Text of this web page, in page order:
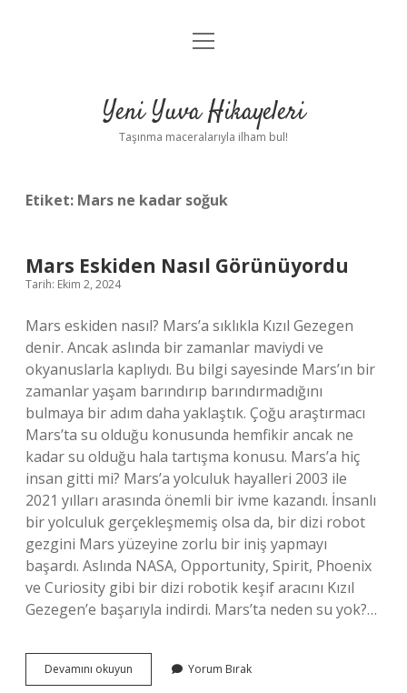
Anasayfa
Yasal Uyarı
menüyü
Yeni Yuva Hikayeleri
Taşınma maceralarıyla ilham bul!
Etiket: Mars ne kadar soğuk
Mars Eskiden Nasıl Görünüyordu
Tarih: Ekim 2, 2024
Mars eskiden nasıl? Mars’a sıklıkla Kızıl Gezegen
denir. Ancak aslında bir zamanlar maviydi ve
okyanuslarla kaplıydı. Bu bilgi sayesinde Mars’ın bir
zamanlar yaşam barındırıp barındırmadığını
bulmaya bir adım daha yaklaştık. Çoğu araştırmacı
Mars’ta su olduğu konusunda hemfikir ancak ne
kadar su olduğu hala tartışma konusu. Mars’a hiç
insan gitti mi? Mars’a yolculuk hayalleri 2003 ile
2021 yılları arasında önemli bir ivme kazandı. İnsanlı
bir yolculuk gerçekleşmemiş olsa da, bir dizi robot
gezgini Mars yüzeyine zorlu bir iniş yapmayı
başardı. Aslında NASA, Opportunity, Spirit, Phoenix
ve Curiosity gibi bir dizi robotik keşif aracını Kızıl
Gezegen’e başarıyla indirdi. Mars’ta neden su yok?…
Devamını okuyun
Eskiden
Yorum Bırak